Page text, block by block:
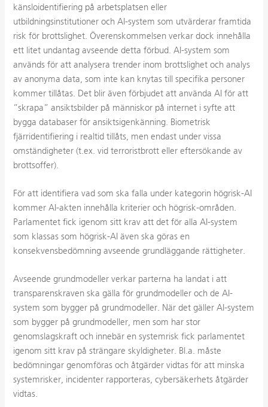
känsloidentifiering på arbetsplatsen eller
utbildningsinstitutioner och AI-system som utvärderar framtida
risk för brottslighet. Överenskommelsen verkar dock innehålla
ett litet undantag avseende detta förbud. AI-system som
används för att analysera trender inom brottslighet och analys
av anonyma data, som inte kan knytas till specifika personer
kommer tillåtas. Det blir även förbjudet att använda AI för att
”skrapa” ansiktsbilder på människor på internet i syfte att
bygga databaser för ansiktsigenkänning. Biometrisk
fjärridentifiering i realtid tillåts, men endast under vissa
omständigheter (t.ex. vid terroristbrott eller eftersökande av
brottsoffer).
För att identifiera vad som ska falla under kategorin högrisk-AI
kommer AI-akten innehålla kriterier och högrisk-områden.
Parlamentet fick igenom sitt krav att det för alla AI-system
som klassas som högrisk-AI även ska göras en
konsekvensbedömning avseende grundläggande rättigheter.
Avseende grundmodeller verkar parterna ha landat i att
transparenskraven ska gälla för grundmodeller och de AI-
system som bygger på grundmodeller. När det gäller AI-system
som bygger på grundmodeller, men som har stor
genomslagskraft och innebär en systemrisk fick parlamentet
igenom sitt krav på strängare skyldigheter. Bl.a. måste
bedömningar genomföras och åtgärder vidtas för att minska
systemrisker, incidenter rapporteras, cybersäkerhets åtgärder
vidtas.